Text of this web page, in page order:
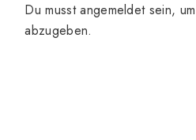
Du musstangemeldetsein,
abzugeben.